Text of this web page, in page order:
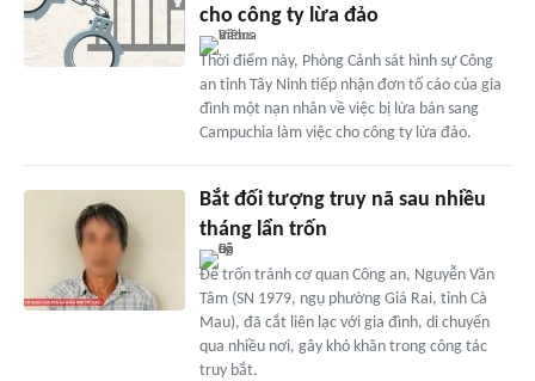
cho công ty lừa đảo
Thời điểm này, Phòng Cảnh sát hình sự Công
an tỉnh Tây Ninh tiếp nhận đơn tố cáo của gia
đình một nạn nhân về việc bị lừa bán sang
Campuchia làm việc cho công ty lừa đảo.
Bắt đối tượng truy nã sau nhiều
tháng lẩn trốn
Để trốn tránh cơ quan Công an, Nguyễn Văn
Tâm (SN 1979, ngụ phường Giá Rai, tỉnh Cà
Mau), đã cắt liên lạc với gia đình, di chuyển
qua nhiều nơi, gây khó khăn trong công tác
truy bắt.